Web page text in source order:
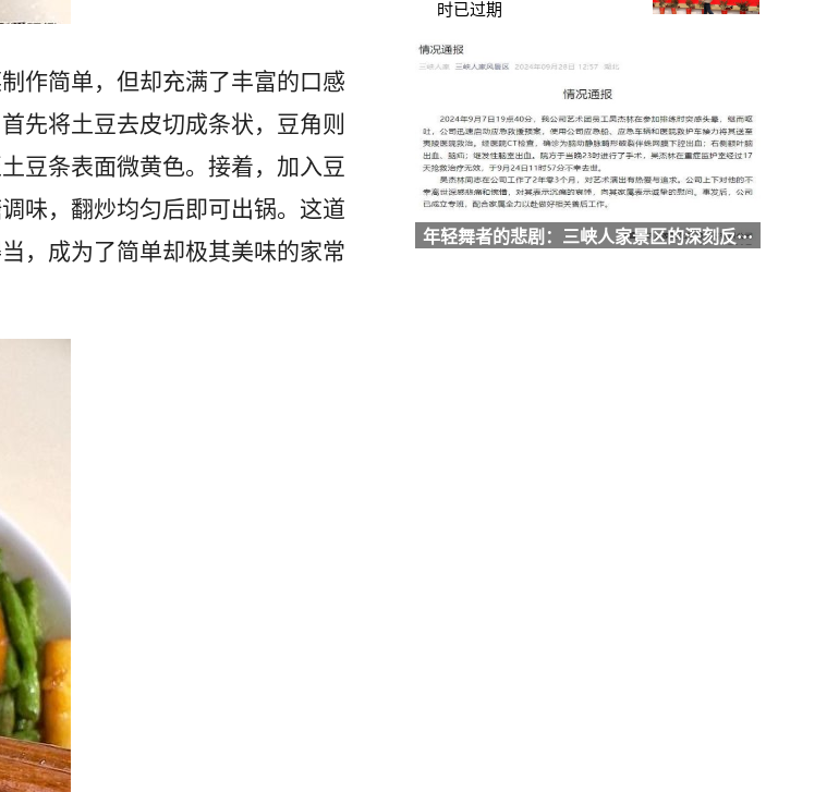
时已过期
年轻舞者的悲剧：三峡人家景区的深刻反···
作简单，但却充满了丰富的口感
先将土豆去皮切成条状，豆角则
豆条表面微黄色。接着，加入豆
味，翻炒均匀后即可出锅。这道
，成为了简单却极其美味的家常